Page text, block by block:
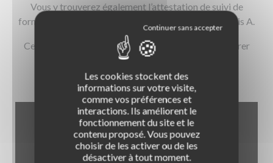
Vous y trouverez également l’attestation de suivi de
formation nécessaire à l’établissement de votre permis A.
Ce livret vous intéresse ? Vous pouvez vous le procurer
moto-écoles
Les cookies stockent des
informations sur votre visite,
comme vos préférences et
interactions. Ils améliorent le
fonctionnement du site et le
contenu proposé. Vous pouvez
choisir de les activer ou de les
désactiver à tout moment.